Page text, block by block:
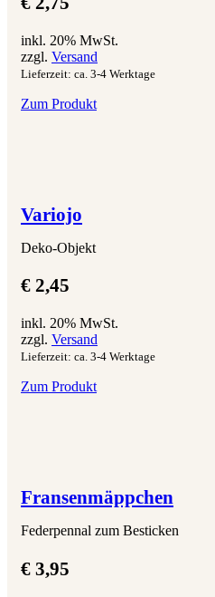
inkl. 20% MwSt.
zzgl. Versand
Lieferzeit: ca. 3-4 Werktage
Zum Produkt
Variojo
Deko-Objekt
€ 2,45
inkl. 20% MwSt.
zzgl. Versand
Lieferzeit: ca. 3-4 Werktage
Zum Produkt
Fransenmäppchen
Federpennal zum Besticken
€ 3,95